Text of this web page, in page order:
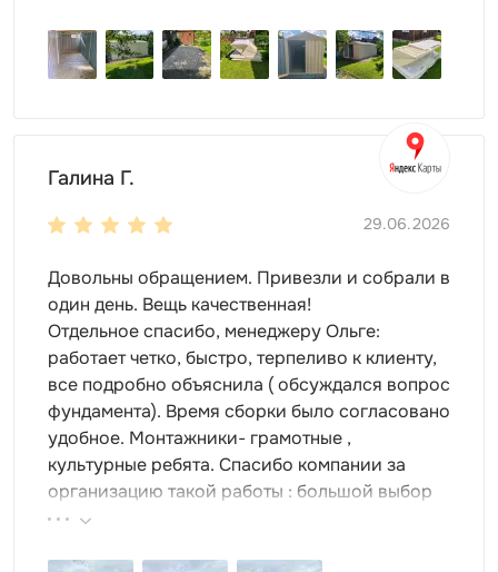
Галина Г.
29.06.2026
Довольны обращением. Привезли и собрали в
один день. Вещь качественная!
Отдельное спасибо, менеджеру Ольге:
работает четко, быстро, терпеливо к клиенту,
все подробно объяснила ( обсуждался вопрос
фундамента). Время сборки было согласовано
удобное. Монтажники- грамотные ,
культурные ребята. Спасибо компании за
организацию такой работы : большой выбор
продукции, реальные цены.